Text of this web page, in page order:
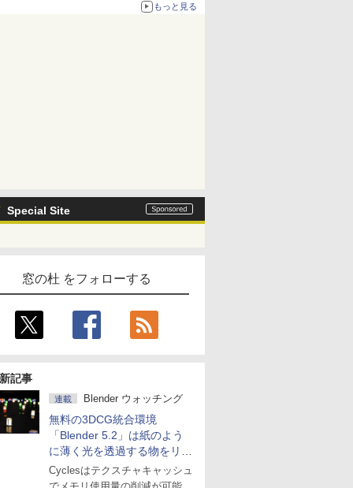
もっと見る
Special Site
窓の杜 をフォローする
記事
連載 Blender ウォッチング
無料の3DCG統合環境
「Blender 5.2」は紙のよう
に薄く光を透過する物をリア
ルに表現
Cyclesはテクスチャキャッシュ